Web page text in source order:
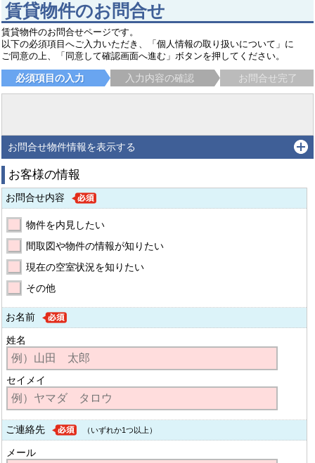
賃貸物件のお問合せ
賃貸物件のお問合せページです。
以下の必須項目へご入力いただき、「個人情報の取り扱いについて」に
ご同意の上、「同意して確認画面へ進む」ボタンを押してください。
必須項目の入力 入力内容の確認 お問合せ完了
お問合せ物件情報を表示する
お客様の情報
お問合せ内容
物件を内見したい
間取図や物件の情報が知りたい
現在の空室状況を知りたい
その他
お名前
姓名
セイメイ
ご連絡先 （いずれか1つ以上）
メール